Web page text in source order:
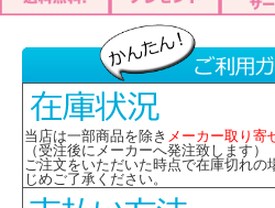
※取り寄せ商品、在庫有無、納期後日連絡
当店は一部商品を除き メーカー取り寄
（受注後にメーカーへ発注致します）
ご注文をいただいた時点で在庫切れ
じめご了承ください。